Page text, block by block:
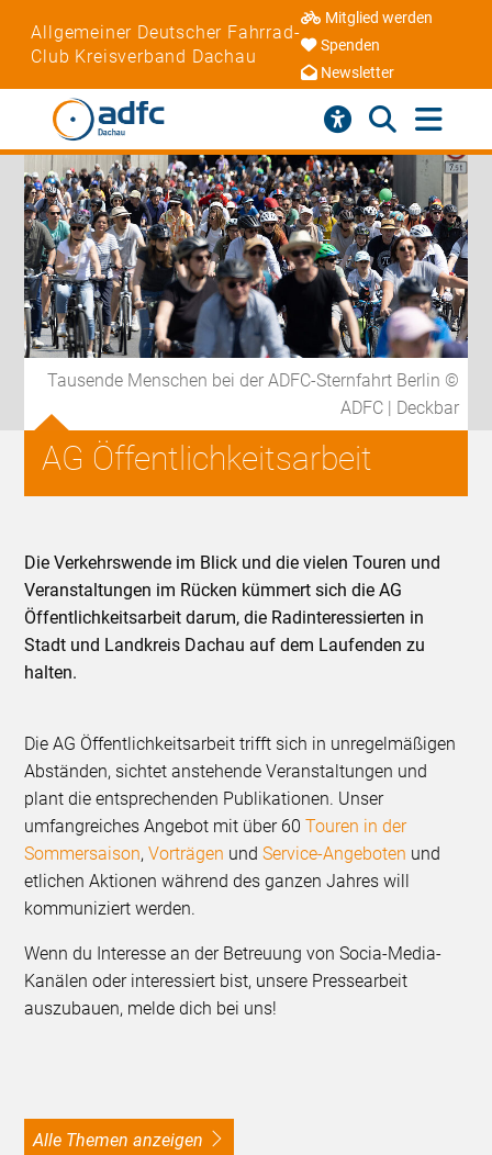
Allgemeiner Deutscher Fahrrad-
Club Kreisverband Dachau
Mitglied werden
Spenden
Newsletter
Tausende Menschen bei der ADFC-Sternfahrt Berlin ©
ADFC | Deckbar
AG Öffentlichkeitsarbeit
Die Verkehrswende im Blick und die vielen Touren und
Veranstaltungen im Rücken kümmert sich die AG
Öffentlichkeitsarbeit darum, die Radinteressierten in
Stadt und Landkreis Dachau auf dem Laufenden zu
halten.
Die AG Öffentlichkeitsarbeit trifft sich in unregelmäßigen
Abständen, sichtet anstehende Veranstaltungen und
plant die entsprechenden Publikationen. Unser
umfangreiches Angebot mit über 60Touren in der
Sommersaison,Vorträgen undService-Angeboten und
etlichen Aktionen während des ganzen Jahres will
kommuniziert werden.
Wenn du Interesse an der Betreuung von Socia-Media-
Kanälen oder interessiert bist, unsere Pressearbeit
auszubauen, melde dich bei uns!
alle Themen anzeigen